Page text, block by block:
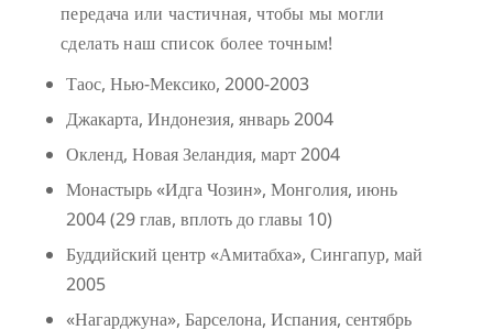
передача или частичная, чтобы мы могли
сделать наш список более точным!
Таос, Нью-Мексико, 2000-2003
Джакарта, Индонезия, январь 2004
Окленд, Новая Зеландия, март 2004
Монастырь «Идга Чозин», Монголия, июнь
2004 (29 глав, вплоть до главы 10)
Буддийский центр «Амитабха», Сингапур, май
2005
«Нагарджуна», Барселона, Испания, сентябрь